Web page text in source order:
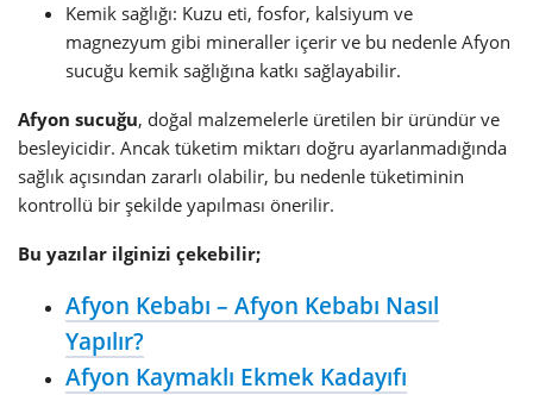
Kemik sağlığı: Kuzu eti, fosfor, kalsiyum ve
magnezyum gibi mineraller içerir ve bu nedenle Afyon
sucuğu kemik sağlığına katkı sağlayabilir.
Afyon sucuğu, doğal malzemelerle üretilen bir üründür ve
besleyicidir. Ancak tüketim miktarı doğru ayarlanmadığında
sağlık açısından zararlı olabilir, bu nedenle tüketiminin
kontrollü bir şekilde yapılması önerilir.
Bu yazılar ilginizi çekebilir;
Afyon Kebabı – Afyon Kebabı Nasıl
Yapılır?
Afyon Kaymaklı Ekmek Kadayıfı